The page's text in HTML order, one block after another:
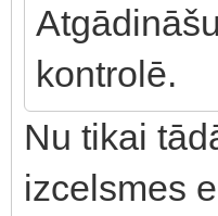
kontrolē.
Nu tikai
izcelsmes